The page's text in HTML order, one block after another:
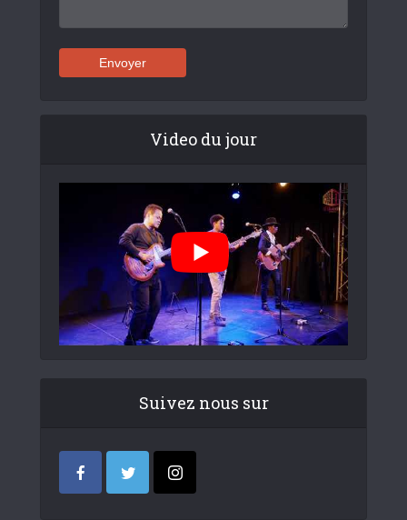
Video du jour
Suivez nous sur